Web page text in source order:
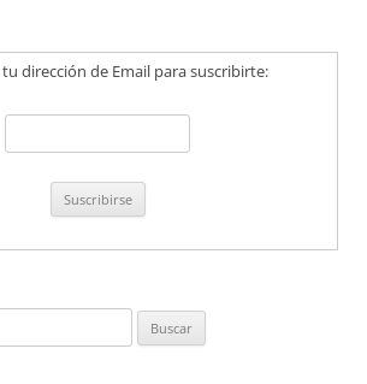
dirección de Email para suscribirte: